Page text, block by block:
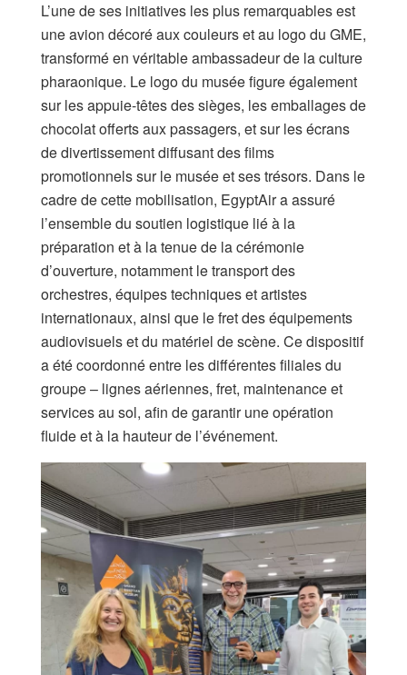
L’une de ses initiatives les plus remarquables est
une avion décoré aux couleurs et au logo du GME,
transformé en véritable ambassadeur de la culture
pharaonique. Le logo du musée figure également
sur les appuie-têtes des sièges, les emballages de
chocolat offerts aux passagers, et sur les écrans
de divertissement diffusant des films
promotionnels sur le musée et ses trésors. Dans le
cadre de cette mobilisation, EgyptAir a assuré
l’ensemble du soutien logistique lié à la
préparation et à la tenue de la cérémonie
d’ouverture, notamment le transport des
orchestres, équipes techniques et artistes
internationaux, ainsi que le fret des équipements
audiovisuels et du matériel de scène. Ce dispositif
a été coordonné entre les différentes filiales du
groupe – lignes aériennes, fret, maintenance et
services au sol, afin de garantir une opération
fluide et à la hauteur de l’événement.